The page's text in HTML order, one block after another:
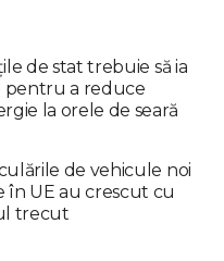
de stat trebuie să ia
pentru a reduce
la orele de seară
de vehicule noi
UE au crescut cu
trecut